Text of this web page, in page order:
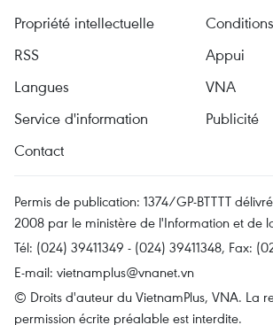
Propriété intellectuelle
RSS
Appui
Langues
VNA
Service d'information
Publicité
Contact
Permis de publication: 1374/GP-BTTTT
2008 par le ministère de l'Information et de
Tél: (024) 39411349 - (024) 39411348, Fax:
E-mail: vietnamplus@vnanet.vn
© Droits d'auteur du VietnamPlus, VNA. La
permission écrite préalable est interdite.